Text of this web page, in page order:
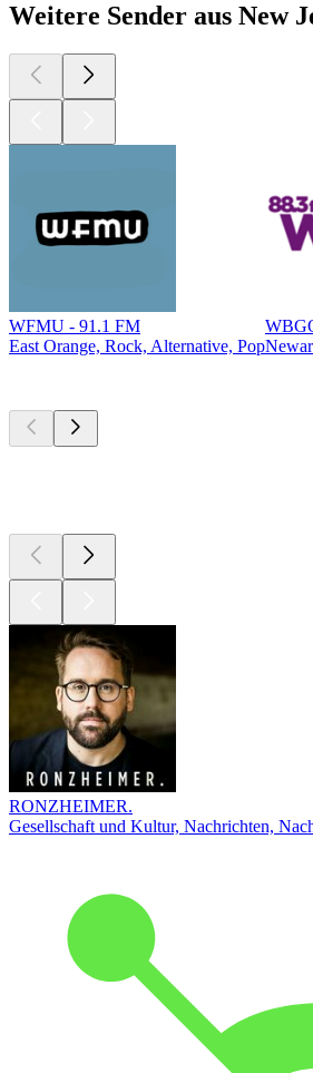
Weitere Sender aus New
WFMU - 91.1 FM
East Orange, Rock, Alternative, Pop
RONZHEIMER.
Gesellschaft und Kultur, Nachrichten,